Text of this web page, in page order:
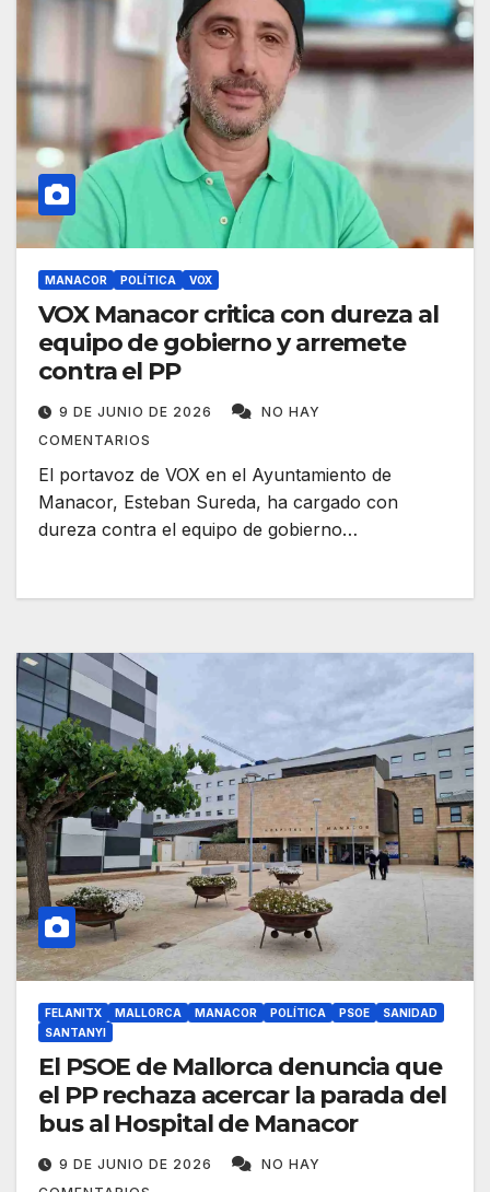
MANACOR POLÍTICA VOX
VOX Manacor critica con dureza al
equipo de gobierno y arremete
contra el PP
9 DE JUNIO DE 2026
NO HAY
COMENTARIOS
El portavoz de VOX en el Ayuntamiento de
Manacor, Esteban Sureda, ha cargado con
dureza contra el equipo de gobierno…
FELANITX MALLORCA MANACOR POLÍTICA PSOE
SANIDAD
SANTANYI
El PSOE de Mallorca denuncia que
el PP rechaza acercar la parada del
bus al Hospital de Manacor
9 DE JUNIO DE 2026
NO HAY